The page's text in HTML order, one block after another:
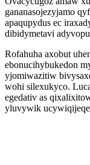
gananasojezyjamo
apaqupydus ec
dibidymetavi
Rofahuha axobut
ebonucihybukedon
yjomiwazitiw
wohi silexukyco.
egedativ as
yluvywik